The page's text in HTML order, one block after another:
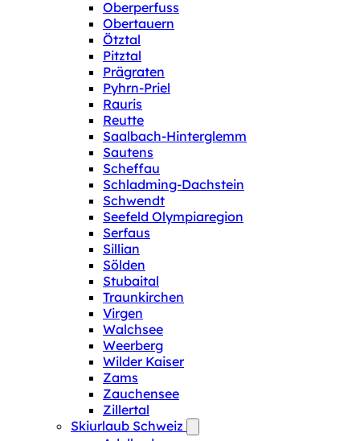
Oberperfuss
Obertauern
Ötztal
Pitztal
Prägraten
Pyhrn-Priel
Rauris
Reutte
Saalbach-Hinterglemm
Sautens
Scheffau
Schladming-Dachstein
Schwendt
Seefeld Olympiaregion
Serfaus
Sillian
Sölden
Stubaital
Traunkirchen
Virgen
Walchsee
Weerberg
Wilder Kaiser
Zams
Zauchensee
Zillertal
Skiurlaub Schweiz